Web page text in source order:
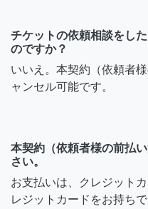
チケットの依頼相談をし
のですか？
いいえ。本契約（依頼者
ャンセル可能です。
本契約（依頼者様の前払
さい。
お支払いは、クレジット
レジットカードをお持ち